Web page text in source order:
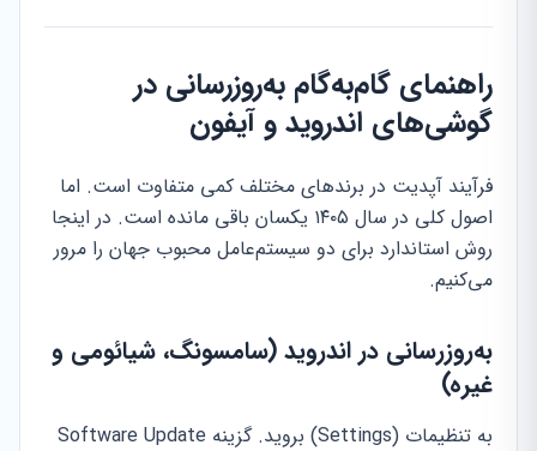
راهنمای گام‌به‌گام به‌روزرسانی در
گوشی‌های اندروید و آیفون
فرآیند آپدیت در برندهای مختلف کمی متفاوت است. اما
اصول کلی در سال ۱۴۰۵ یکسان باقی مانده است. در اینجا
روش استاندارد برای دو سیستم‌عامل محبوب جهان را مرور
می‌کنیم.
به‌روزرسانی در اندروید (سامسونگ، شیائومی و
غیره)
به تنظیمات (Settings) بروید. گزینه Software Update